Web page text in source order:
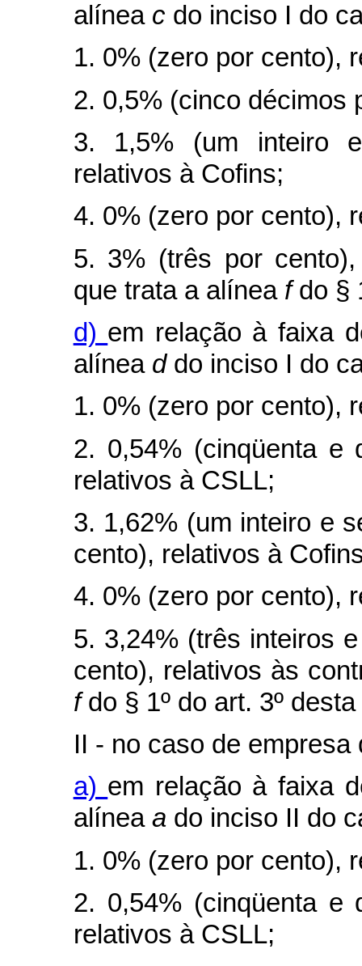
alínea c do inciso I do
1. 0% (zero por cento),
2. 0,5% (cinco décimos
3. 1,5% (um inteiro
relativos à Cofins;
4. 0% (zero por cento),
5. 3% (três por
que trata a alínea fdo §
d) em relação à faixa
alínea d do inciso I do
1. 0% (zero por cento),
2. 0,54% (cinqüenta e
relativos à CSLL;
3. 1,62% (um inteiro e
cento), relativos à
4. 0% (zero por cento),
5. 3,24% (três inteiros
cento), relativos às
fdo § 1º do art. 3º
II - no caso de empresa
a) em relação à faixa
alínea a do inciso II do
1. 0% (zero por cento),
2. 0,54% (cinqüenta e
relativos à CSLL;